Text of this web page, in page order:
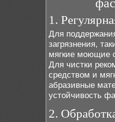
1.
Для
загрязнения,
мягкие моющие
Для чистки
средством и
абразивные
устойчивость
2.